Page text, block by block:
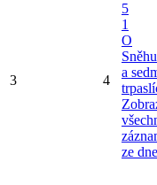
3 4
5
1
O
a
ze dne